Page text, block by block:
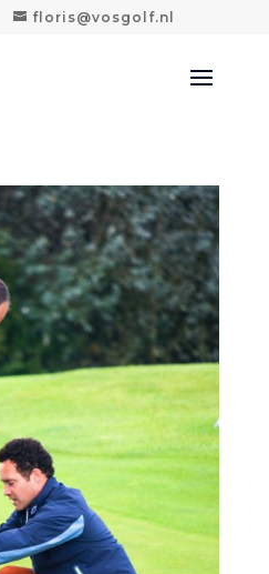
floris@vosgolf.nl